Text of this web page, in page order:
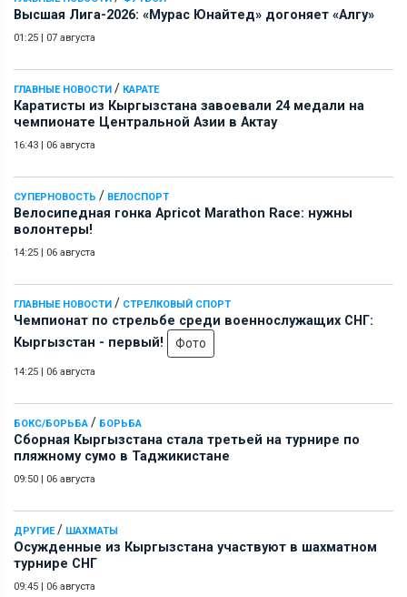
Высшая Лига-2026: «Мурас Юнайтед» догоняет «Алгу»
01:25 | 07 августа
ГЛАВНЫЕ НОВОСТИ / КАРАТЕ
Каратисты из Кыргызстана завоевали 24 медали на
чемпионате Центральной Азии в Актау
16:43 | 06 августа
СУПЕРНОВОСТЬ / ВЕЛОСПОРТ
Велосипедная гонка Apricot Marathon Race: нужны
волонтеры!
14:25 | 06 августа
ГЛАВНЫЕ НОВОСТИ / СТРЕЛКОВЫЙ СПОРТ
Чемпионат по стрельбе среди военнослужащих СНГ:
Кыргызстан - первый!
Фото
14:25 | 06 августа
БОКС/БОРЬБА / БОРЬБА
Сборная Кыргызстана стала третьей на турнире по
пляжному сумо в Таджикистане
09:50 | 06 августа
ДРУГИЕ/ ШАХМАТЫ
Осужденные из Кыргызстана участвуют в шахматном
турнире СНГ
09:45 | 06 августа